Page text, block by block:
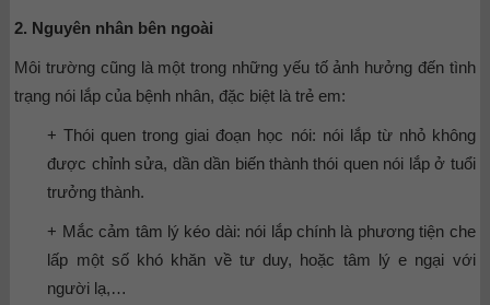
2. Nguyên nhân bên ngoài
Môi trường cũng là một trong những yếu tố ảnh hưởng đến tình
trạng nói lắp của bệnh nhân, đặc biệt là trẻ em:
+ Thói quen trong giai đoạn học nói: nói lắp từ nhỏ không
được chỉnh sửa, dần dần biến thành thói quen nói lắp ở tuổi
trưởng thành.
+ Mắc cảm tâm lý kéo dài: nói lắp chính là phương tiện che
lấp một số khó khăn về tư duy, hoặc tâm lý e ngại với
người lạ,…